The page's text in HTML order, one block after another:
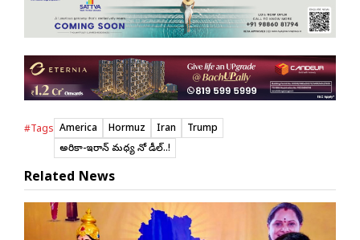
#Tags America Hormuz Iran
Trump
అమెరికా-ఇరాన్ మధ్య నో డీల్..!
Related News